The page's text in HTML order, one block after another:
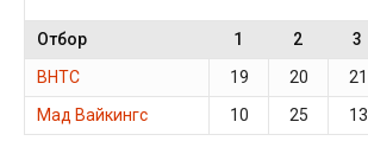
Отбор 1 2 3
ВНТС
19 20 21
Мад Вайкингс
10 25 13